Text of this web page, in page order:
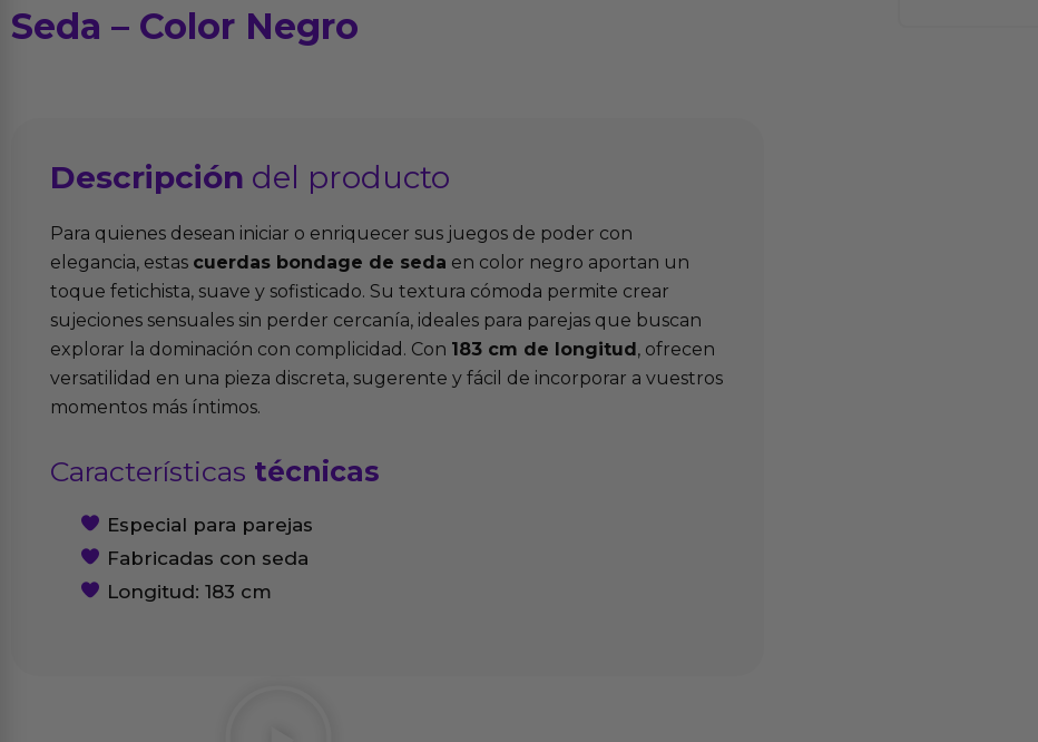
Seda – Color Negro
Descripción del producto
Para quienes desean iniciar o enriquecer sus juegos de poder con
elegancia, estas cuerdas bondage de seda en color negro aportan un
toque fetichista, suave y sofisticado. Su textura cómoda permite crear
sujeciones sensuales sin perder cercanía, ideales para parejas que buscan
explorar la dominación con complicidad. Con 183 cm de longitud, ofrecen
versatilidad en una pieza discreta, sugerente y fácil de incorporar a vuestros
momentos más íntimos.
Características técnicas
Especial para parejas
Fabricadas con seda
Longitud: 183 cm